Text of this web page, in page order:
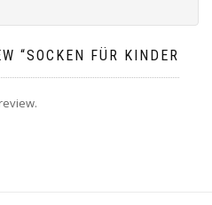
“SOCKEN FÜR KINDER